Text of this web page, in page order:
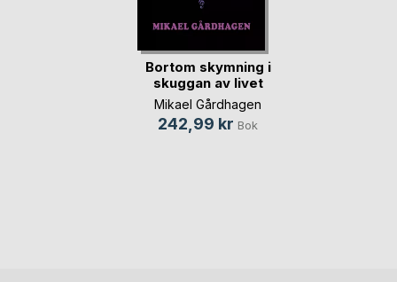
Bortom skymning i
skuggan av livet
Mikael Gårdhagen
242,99 kr Bok